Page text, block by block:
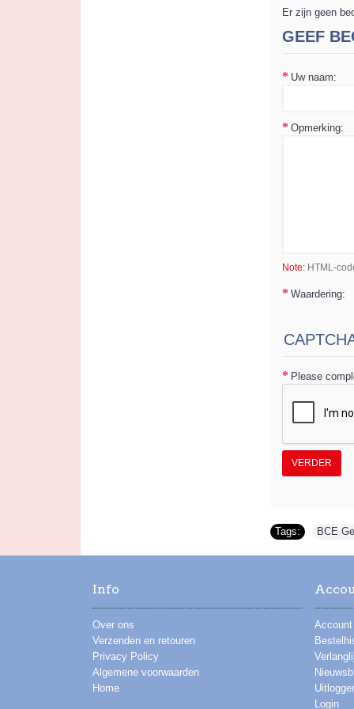
Er zijn geen
GEEF
Uw naam:
Opmerking:
Note: HTML-
Waardering:
Please
VERDER
Tags: BCE
Info
Over ons
Verzenden en retouren
Privacy Policy
Algemene voorwaarden
Home
Account
Login